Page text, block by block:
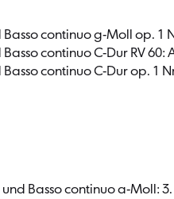
continuo g-Moll op. 1
continuo C-Dur RV 60:
continuo C-Dur op. 1
Basso continuo a-Moll: